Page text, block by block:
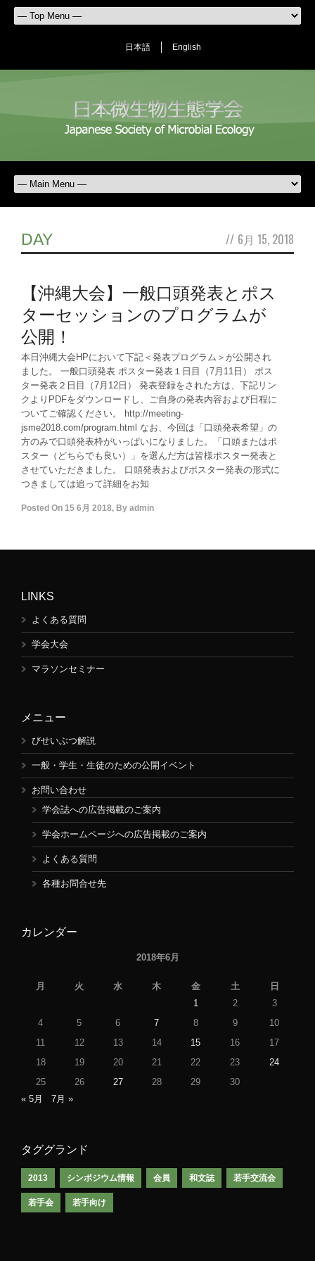
日本語 English
DAY // 6月 15, 2018
【沖縄大会】一般口頭発表とポス
ターセッションのプログラムが
公開！
本日沖縄大会HPにおいて下記＜発表プログラム＞が公開され
ました。 一般口頭発表 ポスター発表１日目（7月11日） ポス
ター発表２日目（7月12日） 発表登録をされた方は、下記リン
クよりPDFをダウンロードし、ご自身の発表内容および日程に
ついてご確認ください。 http://meeting-
jsme2018.com/program.html なお、今回は「口頭発表希望」の
方のみで口頭発表枠がいっぱいになりました。「口頭またはポ
スター（どちらでも良い）」を選んだ方は皆様ポスター発表と
させていただきました。 口頭発表およびポスター発表の形式に
つきましては追って詳細をお知
Posted On 15 6月 2018, By admin
LINKS
よくある質問
学会大会
マラソンセミナー
メニュー
びせいぶつ解説
一般・学生・生徒のための公開イベント
お問い合わせ
学会誌への広告掲載のご案内
学会ホームページへの広告掲載のご案内
よくある質問
各種お問合せ先
カレンダー
2018年6月
月 火 水 木 金 土
日
1
2
3
4
5 6 7 8 9
10
11
12 13 14 15 16
17
18
19 20 21 22 23
24
25
26 27 28 29
30
« 5月
7月 »
タググランド
2013 シンポジウム情報 会員 和文誌 若手交流会
若手会 若手向け